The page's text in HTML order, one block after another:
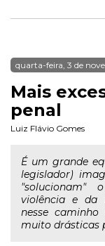
quarta-feira, 3 de
Mais
penal
Luiz Flávio Gomes
É um grande
legislador)
"solucionam"
violência e da
nesse caminho
muito drásticas